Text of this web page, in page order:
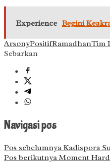
Experience Begini
ArsonyPositifRamadhanTim
Sebarkan
Navigasi pos
Pos sebelumnya Kadispora
Pos berikutnya Moment